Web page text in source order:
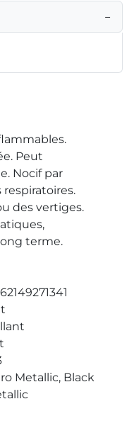
−
Peut
Nocif par
des vertiges.
terme.
Metallic, Black